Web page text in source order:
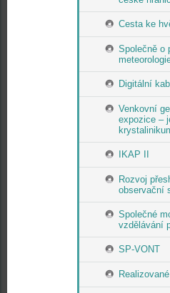
Cesta ke
Společně o
Digitální
Venkovní
expozice –
IKAP II
Rozvoj
observační
Společné
vzdělávání
SP-VONT